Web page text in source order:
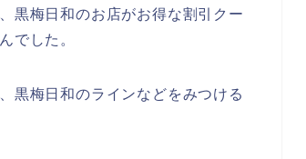
黒梅日和のお店がお得な割引クー
でした。
黒梅日和のラインなどをみつける